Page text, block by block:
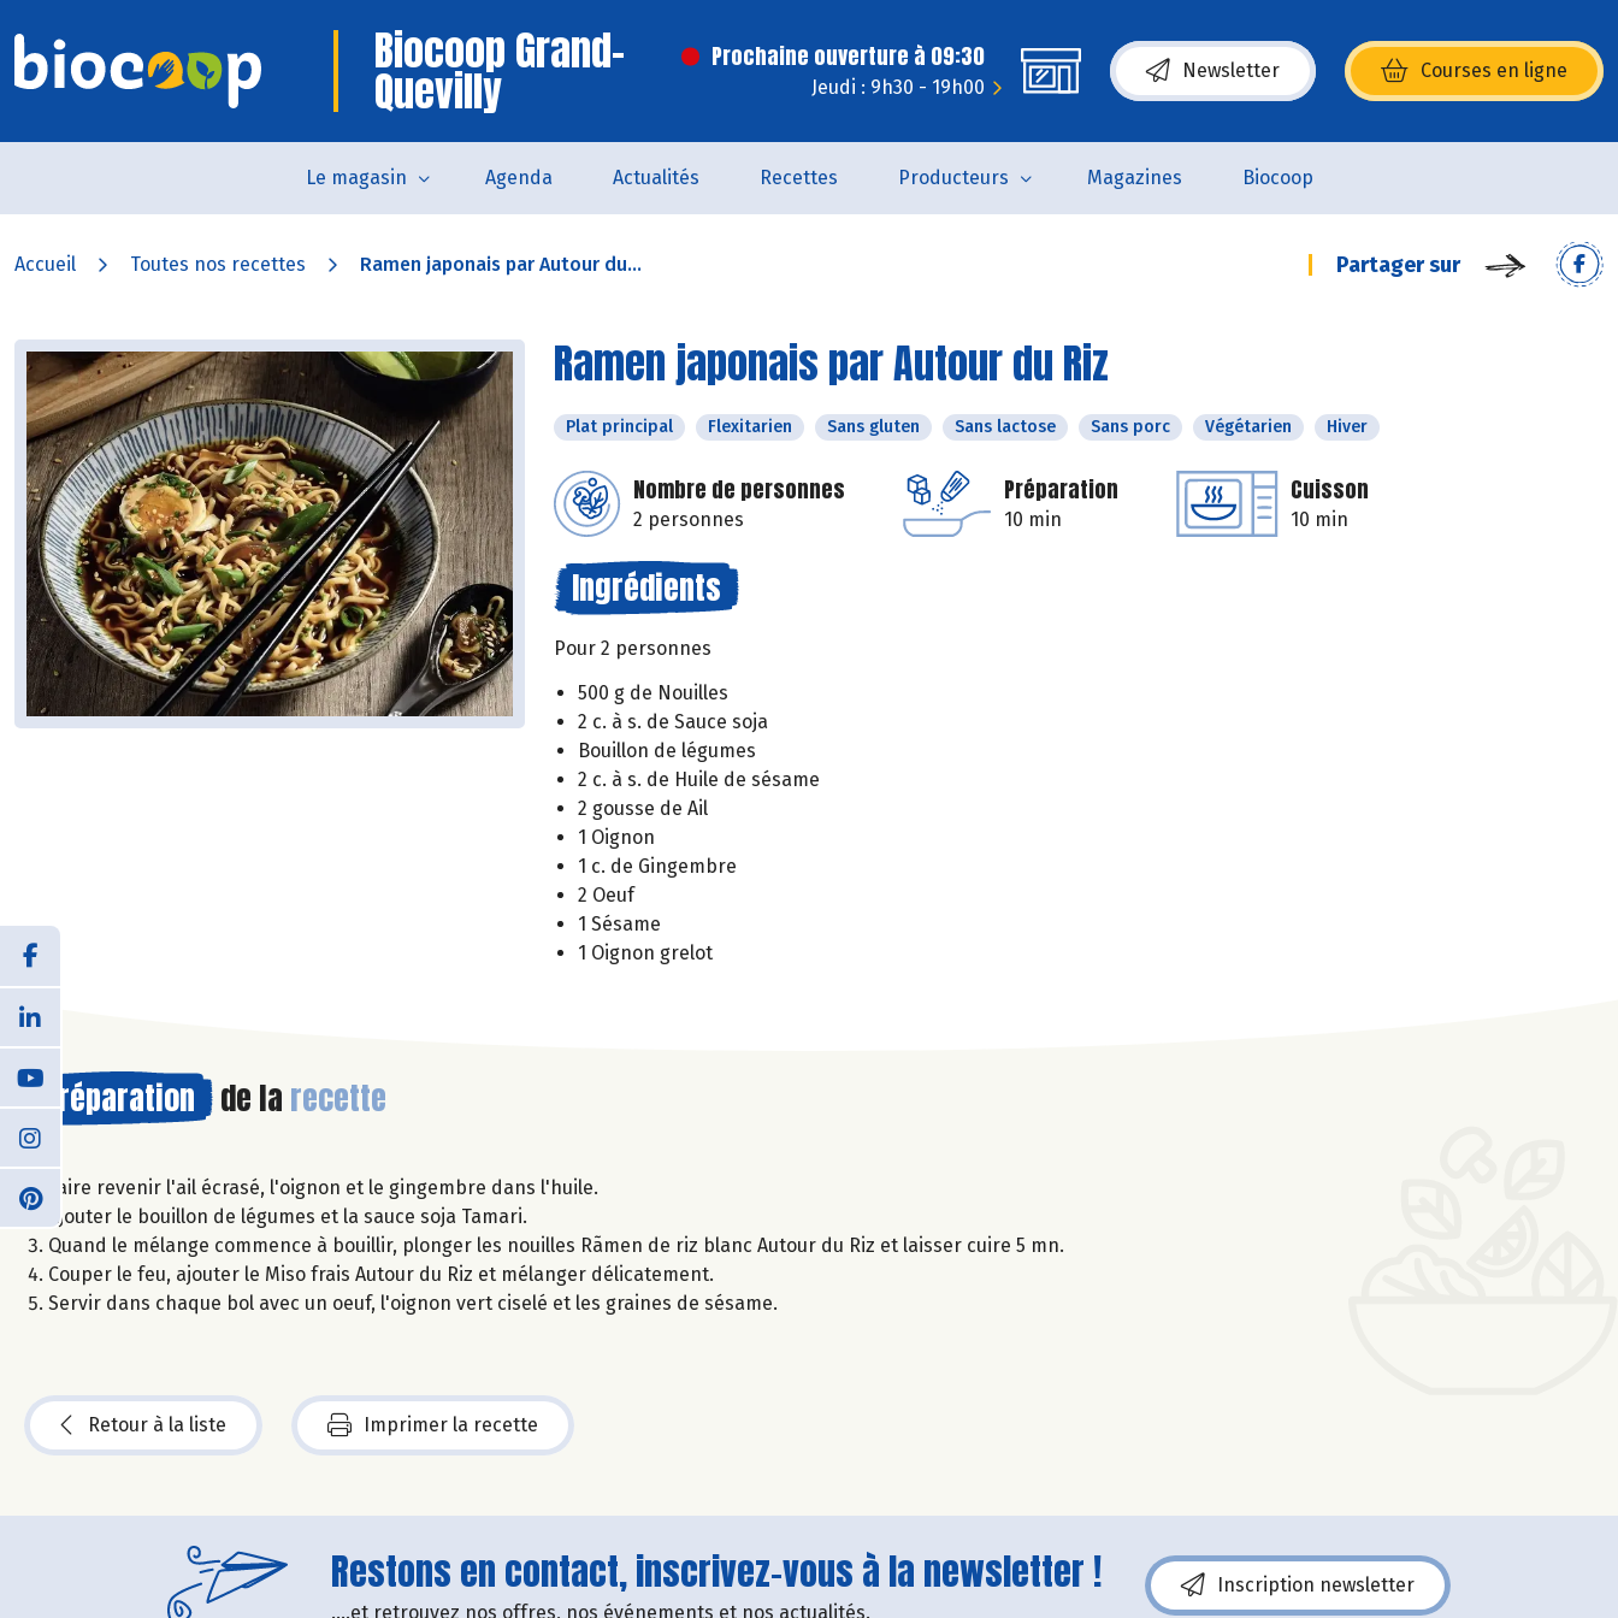
Biocoop Grand-
Quevilly
Prochaine ouverture à 09:30
Jeudi : 9h30 - 19h00
Newsletter Courses en ligne
(s’ouvre dans une nouvelle fenêtre)
Le magasin Agenda Actualités Recettes Producteurs Magazines Biocoop
Accueil Toutes nos recettes Ramen japonais par Autour du... Partager sur
Ramen japonais par Autour du Riz
Plat principal Flexitarien Sans gluten Sans lactose Sans porc Végétarien Hiver
Nombre de personnes
2 personnes
Préparation
10 min
Cuisson
10 min
Ingrédients
Pour 2 personnes
500 g de Nouilles
2 c. à s. de Sauce soja
Bouillon de légumes
2 c. à s. de Huile de sésame
2 gousse de Ail
1 Oignon
1 c. de Gingembre
2 Oeuf
1 Sésame
1 Oignon grelot
Préparation de la recette
Faire revenir l'ail écrasé, l'oignon et le gingembre dans l'huile.
Ajouter le bouillon de légumes et la sauce soja Tamari.
Quand le mélange commence à bouillir, plonger les nouilles Rãmen de riz blanc Autour du Riz et laisser cuire 5 mn.
Couper le feu, ajouter le Miso frais Autour du Riz et mélanger délicatement.
Servir dans chaque bol avec un oeuf, l'oignon vert ciselé et les graines de sésame.
Retour à la liste Imprimer la recette
Restons en contact, inscrivez-vous à la newsletter !
....et retrouvez nos offres, nos événements et nos actualités.
Inscription newsletter